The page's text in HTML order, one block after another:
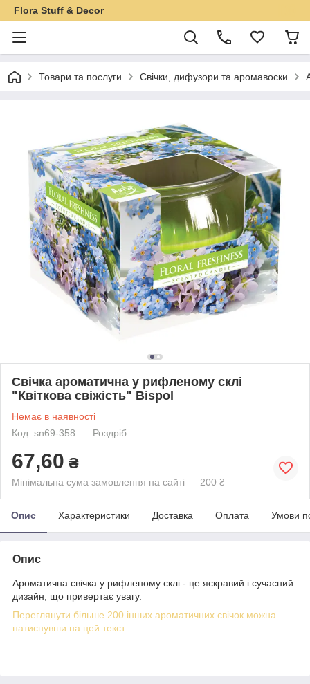
Flora Stuff & Decor
Товари та послуги Свічки, дифузори та аромавоски
Свічка ароматична у рифленому склі
"Квіткова свіжість" Bispol
Немає в наявності
Код: sn69-358
Роздріб
67,60 ₴
Мінімальна сума замовлення на сайті — 200 ₴
Опис Характеристики Доставка Оплата Умови
Опис
Ароматична свічка у рифленому склі - це яскравий і сучасний
дизайн, що привертає увагу.
Переглянути більше 200 інших ароматичних свічок можна
натиснувши на цей текст